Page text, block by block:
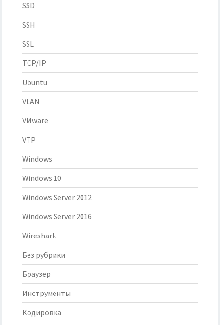
SSD
SSH
SSL
TCP/IP
Ubuntu
VLAN
VMware
VTP
Windows
Windows 10
Windows Server 2012
Windows Server 2016
Wireshark
Без рубрики
Браузер
Инструменты
Кодировка